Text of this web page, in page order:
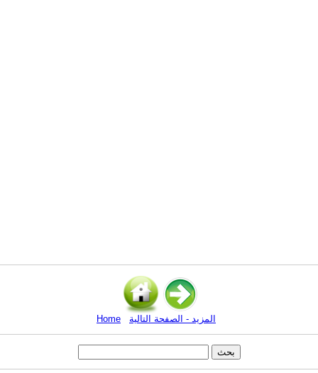
Home المزيد - الصفحة التالية